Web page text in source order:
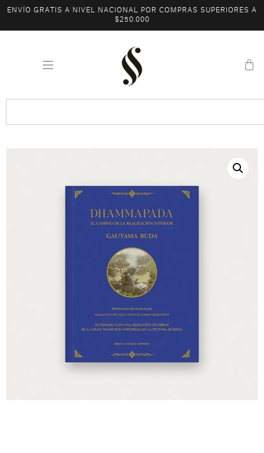
ENVÍO GRATIS A NIVEL NACIONAL POR COMPRAS SUPERIORES A
$250.000